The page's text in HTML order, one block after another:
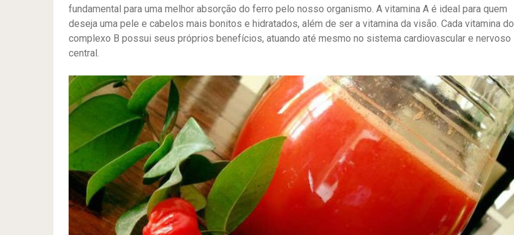
fundamental para uma melhor absorção do ferro pelo nosso organismo. A vitamina A é ideal para quem
deseja uma pele e cabelos mais bonitos e hidratados, além de ser a vitamina da visão. Cada vitamina do
complexo B possui seus próprios benefícios, atuando até mesmo no sistema cardiovascular e nervoso
central.